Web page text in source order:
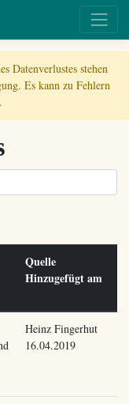
Datenverlustes stehen
Es kann zu Fehlern
Quelle
Hinzugefügt am
Heinz Fingerhut
16.04.2019